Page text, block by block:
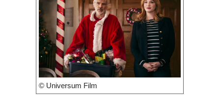
© Universum Film